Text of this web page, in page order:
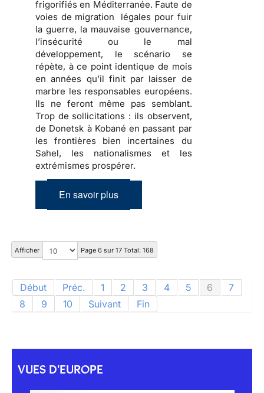
frigorifiés en Méditerranée. Faute de
voies de migration légales pour fuir
la guerre, la mauvaise gouvernance,
l’insécurité ou le mal
développement, le scénario se
répète, à ce point identique de mois
en années qu’il finit par laisser de
marbre les responsables européens.
Ils ne feront même pas semblant.
Trop de sollicitations : ils observent,
de Donetsk à Kobané en passant par
les frontières bien incertaines du
Sahel, les nationalismes et les
extrémismes prospérer.
En savoir plus
Afficher Page 6 sur 17 Total: 168
Début Préc. 1 2 3 4 5 6
7
8
9 10 Suivant Fin
VUES D'EUROPE